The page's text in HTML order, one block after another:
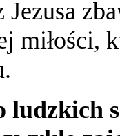
Jezusa
miłości,
ludzkich